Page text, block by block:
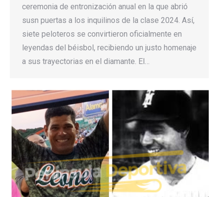
ceremonia de entronización anual en la que abrió
susn puertas a los inquilinos de la clase 2024. Así,
siete peloteros se convirtieron oficialmente en
leyendas del béisbol, recibiendo un justo homenaje
a sus trayectorias en el diamante. El…